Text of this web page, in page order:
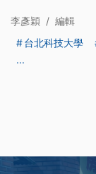
李彥穎 / 編輯
台北科技大學
...